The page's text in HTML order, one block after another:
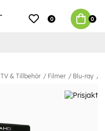
0 0
TV & Tillbehör Filmer Blu-ray